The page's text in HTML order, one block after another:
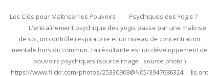
Les Clés pour Maîtriser les Pouvoirs Psychiques des Yogis ?
L'entraînement psychique des yogis passe par une maîtrise
de soi, un contrôle respiratoire et un niveau de concentration
mentale hors du commun. La résultante est un développement de
pouvoirs psychiques (source image source photo )
https://www.flickr.com/photos/25330908@N05/3947686324 Ils ont